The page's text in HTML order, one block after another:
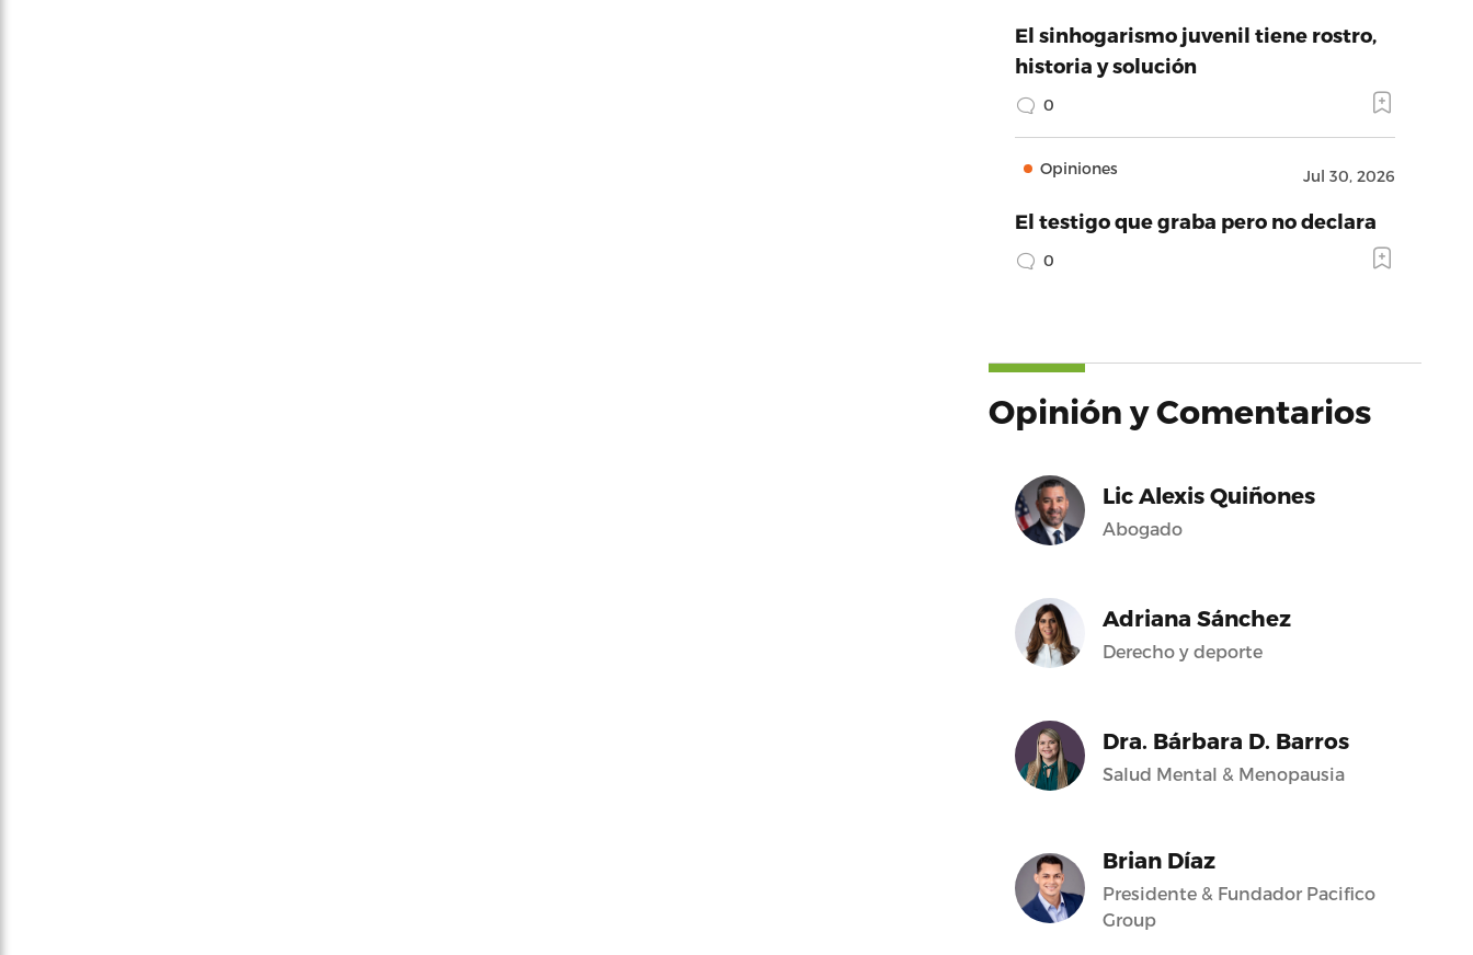
El sinhogarismo juvenil tiene rostro,
historia y solución
0
Opiniones Jul 30, 2026
El testigo que graba pero no declara
0
Opinión y Comentarios
Lic Alexis Quiñones
Abogado
Adriana Sánchez
Derecho y deporte
Dra. Bárbara D. Barros
Salud Mental & Menopausia
Brian Díaz
Presidente & Fundador Pacifico
Group